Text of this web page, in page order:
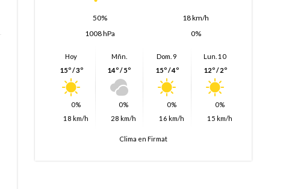
50%
18 km/h
1008 hPa
0%
Hoy
15º / 3º
0%
18 km/h
Mñn.
14º / 5º
0%
28 km/h
Dom. 9
15º / 4º
0%
16 km/h
Lun. 10
12º / 2º
0%
15 km/h
Clima en Firmat